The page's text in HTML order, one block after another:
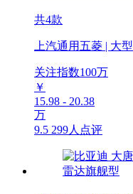
共4款
上汽通用五菱 | 大
关注指数100万
￥
15.98 - 20.38
万
9.5 299人点评